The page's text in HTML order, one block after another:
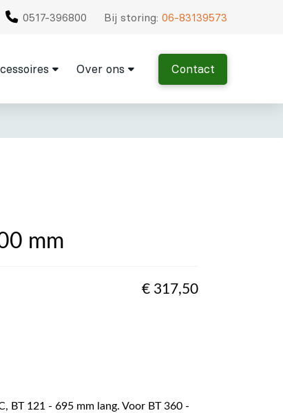
0517-396800 Bij storing:06-83139573
Over ons Contact
mm
€ 317,50
BT 121 - 695 mm lang. Voor BT 360 -